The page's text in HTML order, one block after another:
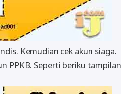
Kemudian cek akun siaga.
PPKB. Seperti beriku tampilan